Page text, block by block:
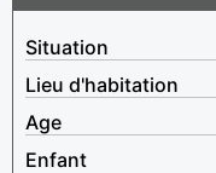
Situation
Lieu d'habitation
Age
Enfant